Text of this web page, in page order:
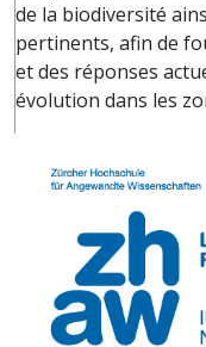
de la biodiversité
pertinents, afin de
et des réponses
évolution dans les